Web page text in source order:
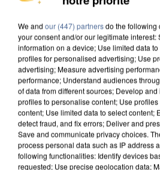
MAFIA INTERPELLÉ EN
We and our (447) partnersdo the following
your consent and/or our legitimate interest:
information on a device; Use limited data
profiles for personalised advertising; Use
advertising; Measure advertising
performance; Understand audiences
of data from different sources; Develop
profiles to personalise content; Use
content; Use limited data to select content;
detect fraud, and fix errors; Deliver and
Save and communicate privacy choices.
process personal data such as IP address
following functionalities: Identify devices
requested; Use precise geolocation data;